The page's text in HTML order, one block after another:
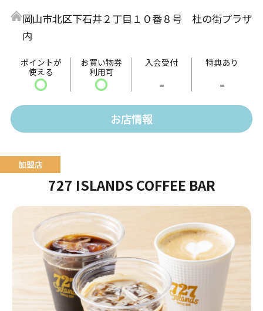
指すこの街と共に、Garden Mも新たなステージに挑
岡山市北区下石井２丁目１０番８号 杜の街プラザ
内
ポイントが
使える
〇
お買い物券
利用可
〇
入会受付
-
特典あり
-
お店情報
727 ISLANDS COFFEE BAR